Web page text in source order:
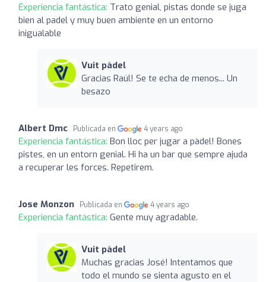
Experiencia fantástica: Trato genial, pistas donde se juga
bien al padel y muy buen ambiente en un entorno
inigualable
Vuit pàdel
Gracias Raúl! Se te echa de menos... Un
besazo
Albert Dmc Publicada en 4 years ago
Experiencia fantástica: Bon lloc per jugar a pàdel! Bones
pistes, en un entorn genial. Hi ha un bar que sempre ajuda
a recuperar les forces. Repetirem.
Jose Monzon Publicada en 4 years ago
Experiencia fantástica: Gente muy agradable.
Vuit pàdel
Muchas gracias José! Intentamos que
todo el mundo se sienta agusto en el